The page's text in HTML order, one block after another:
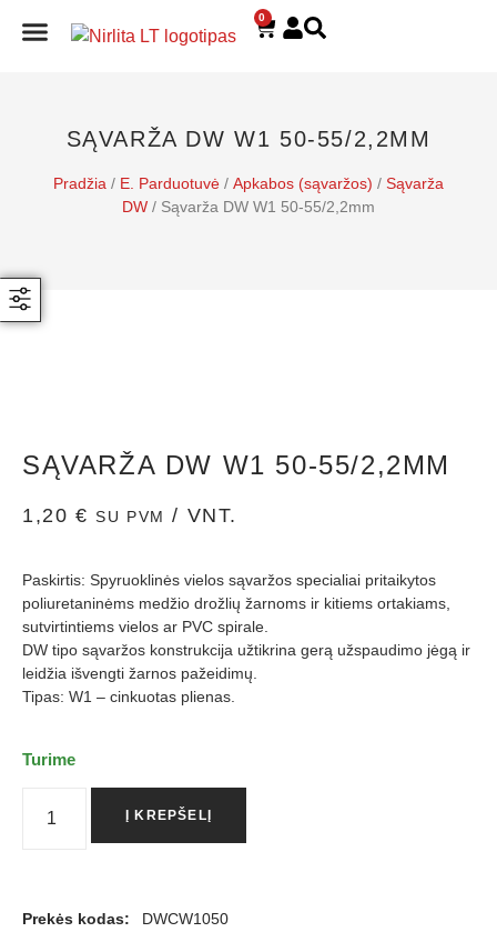
0
SĄVARŽA DW W1 50-55/2,2MM
Pradžia / E. Parduotuvė / Apkabos (sąvaržos) / Sąvarža
DW / Sąvarža DW W1 50-55/2,2mm
SĄVARŽA DW W1 50-55/2,2MM
1,20 € SU PVM / VNT.
Paskirtis: Spyruoklinės vielos sąvaržos specialiai pritaikytos
poliuretaninėms medžio drožlių žarnoms ir kitiems ortakiams,
sutvirtintiems vielos ar PVC spirale.
DW tipo sąvaržos konstrukcija užtikrina gerą užspaudimo jėgą ir
leidžia išvengti žarnos pažeidimų.
Tipas: W1 – cinkuotas plienas.
Turime
Į KREPŠELĮ
Prekės kodas:
DWCW1050